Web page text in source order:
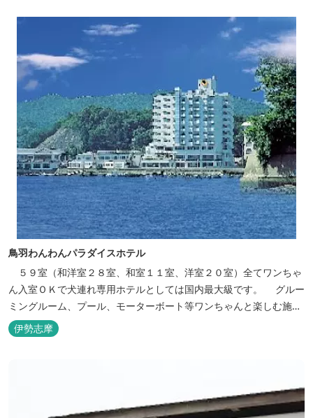
鳥羽わんわんパラダイスホテル
５９室（和洋室２８室、和室１１室、洋室２０室）全てワンちゃ
ん入室ＯＫで犬連れ専用ホテルとしては国内最大級です。 グルー
ミングルーム、プール、モーターボート等ワンちゃんと楽しむ施設
も充実しています。
伊勢志摩